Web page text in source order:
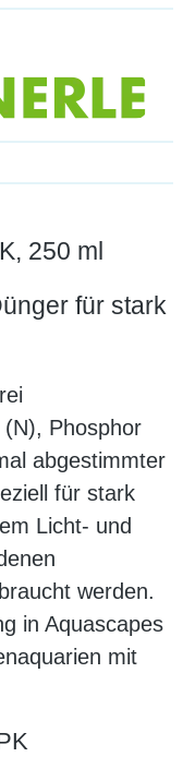
250 ml
für stark
Phosphor
abgestimmter
für stark
Licht- und
werden.
in Aquascapes
mit